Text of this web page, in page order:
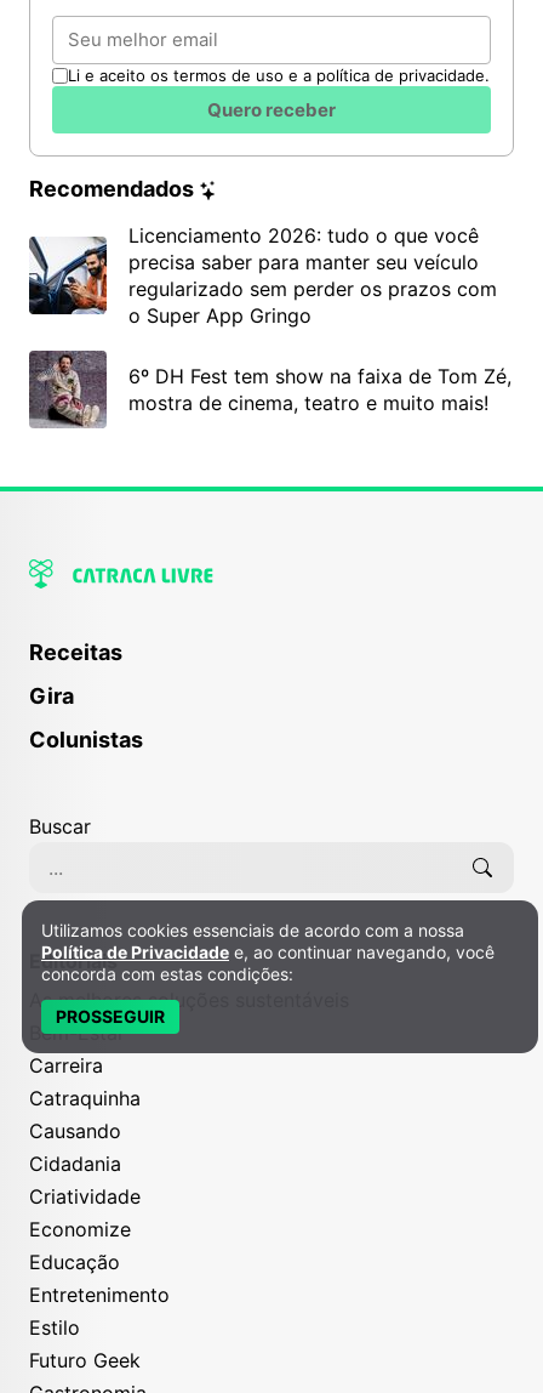
Email
Li e aceito os termos de uso e a política de privacidade.
Quero receber
Recomendados
Licenciamento 2026: tudo o que você
precisa saber para manter seu veículo
regularizado sem perder os prazos com
o Super App Gringo
6º DH Fest tem show na faixa de Tom Zé,
mostra de cinema, teatro e muito mais!
Receitas
Gira
Colunistas
Buscar
Editoriais
As melhores soluções sustentáveis
Bem-Estar
Carreira
Catraquinha
Causando
Cidadania
Criatividade
Economize
Educação
Entretenimento
Estilo
Futuro Geek
Política de Privacidade e Cookies
Utilizamos cookies essenciais de acordo com a nossa
Política de Privacidade e, ao continuar navegando, você
concorda com estas condições:
PROSSEGUIR